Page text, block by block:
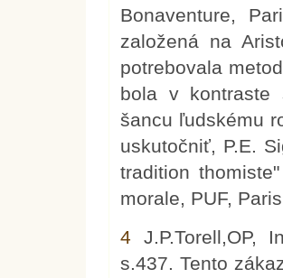
Bonaventure,
založená na
potrebovala
bola v kontraste
šancu ľudskému
uskutočniť, P.E.
tradition
morale, PUF,
4 J.P.Torell,OP,
s.437. Tento